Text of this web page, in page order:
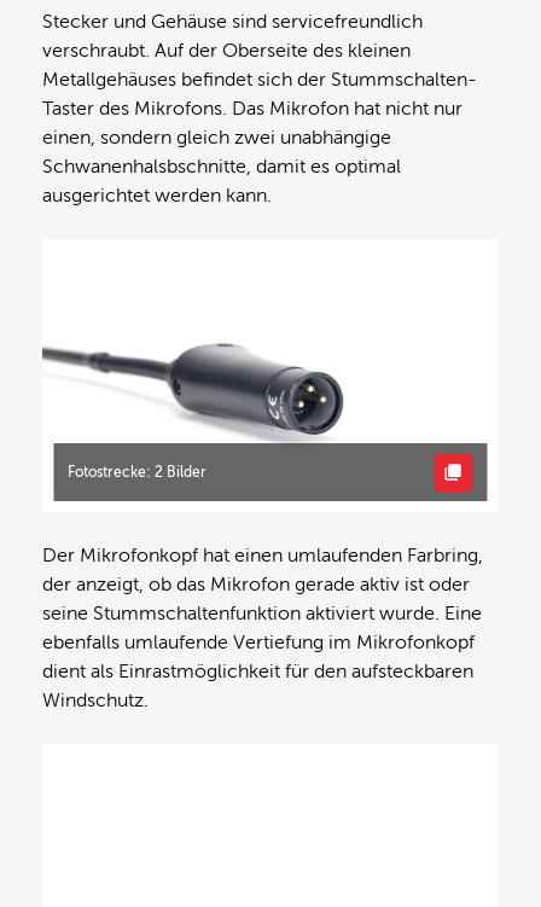
Stecker und Gehäuse sind servicefreundlich
verschraubt. Auf der Oberseite des kleinen
Metallgehäuses befindet sich der Stummschalten-
Taster des Mikrofons. Das Mikrofon hat nicht nur
einen, sondern gleich zwei unabhängige
Schwanenhalsbschnitte, damit es optimal
ausgerichtet werden kann.
Fotostrecke: 2 Bilder
Der Mikrofonkopf hat einen umlaufenden Farbring,
der anzeigt, ob das Mikrofon gerade aktiv ist oder
seine Stummschaltenfunktion aktiviert wurde. Eine
ebenfalls umlaufende Vertiefung im Mikrofonkopf
dient als Einrastmöglichkeit für den aufsteckbaren
Windschutz.